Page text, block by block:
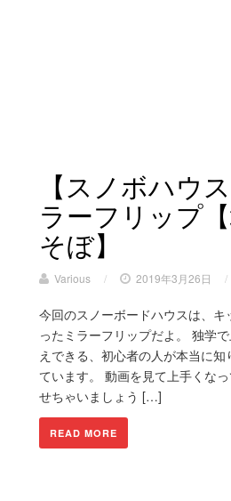
【スノボハウ
ラーフリップ
そぼ】
Various / 2019年3月26日 /
今回のスノーボードハウスは、キ
ったミラーフリップだよ。 独学
えできる、初心者の人が本当に
ています。 動画を見て上手くな
せちゃいましょう […]
READ MORE